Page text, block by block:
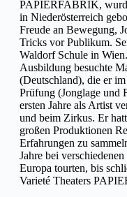
PAPIERFABRIK,
in Niederösterreich
Freude an Bewegung,
Tricks vor Publikum.
Waldorf Schule in
Ausbildung besuchte
(Deutschland), die er
Prüfung (Jonglage und
ersten Jahre als Artist
und beim Zirkus. Er
großen Produktionen
Erfahrungen zu
Jahre bei
Europa tourten, bis
Varieté Theaters